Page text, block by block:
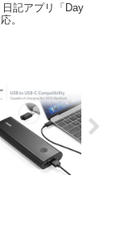
日記アプリ「Day
。